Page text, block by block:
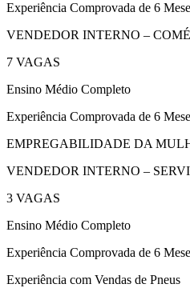
Experiência Comprovada de 6
VENDEDOR INTERNO –
7 VAGAS
Ensino Médio Completo
Experiência Comprovada de 6
EMPREGABILIDADE DA
VENDEDOR INTERNO –
3 VAGAS
Ensino Médio Completo
Experiência Comprovada de 6
Experiência com Vendas de Pneus